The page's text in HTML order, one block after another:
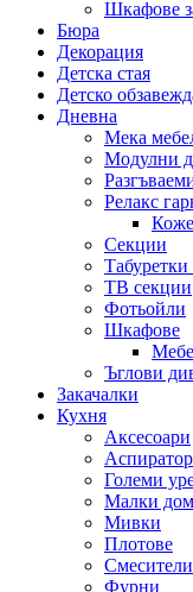
Шкафове
Бюра
Декорация
Детска стая
Детско
Дневна
Мека
Модулни
Релакс
Секции
Табуретки
ТВ секции
Фотьойли
Шкафове
Ъглови
Закачалки
Кухня
Аксесоари
Големи
Малки
Мивки
Плотове
Смесители
Фурни